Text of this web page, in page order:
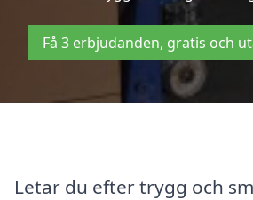
Få 3 erbjudanden, gratis och
Letar du efter trygg och